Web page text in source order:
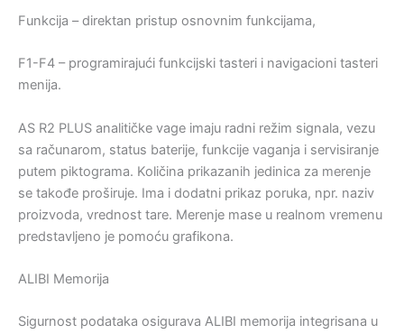
Funkcija – direktan pristup osnovnim funkcijama,
F1-F4 – programirajući funkcijski tasteri i navigacioni tasteri
menija.
AS R2 PLUS analitičke vage imaju radni režim signala, vezu
sa računarom, status baterije, funkcije vaganja i servisiranje
putem piktograma. Količina prikazanih jedinica za merenje
se takođe proširuje. Ima i dodatni prikaz poruka, npr. naziv
proizvoda, vrednost tare. Merenje mase u realnom vremenu
predstavljeno je pomoću grafikona.
ALIBI Memorija
Sigurnost podataka osigurava ALIBI memorija integrisana u